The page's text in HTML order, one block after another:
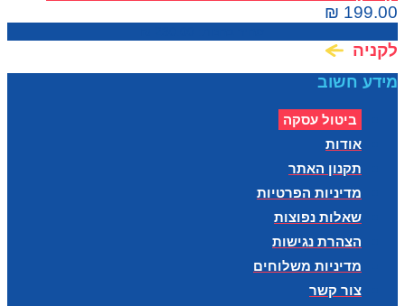
בצבעים CLASSIC PRO
₪ 199.00
לקניה
מידע חשוב
ביטול עסקה
אודות
תקנון האתר
מדיניות הפרטיות
שאלות נפוצות
הצהרת נגישות
מדיניות משלוחים
צור קשר